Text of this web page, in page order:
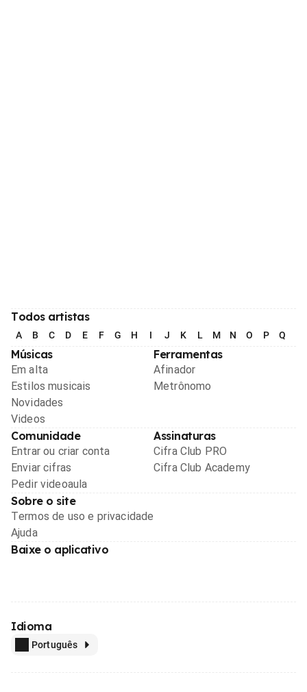
Todos artistas
A B C D E F G H I J K L M N O P Q
Músicas
Em alta
Estilos musicais
Novidades
Videos
Ferramentas
Afinador
Metrônomo
Comunidade
Entrar ou criar conta
Enviar cifras
Pedir videoaula
Assinaturas
Cifra Club PRO
Cifra Club Academy
Sobre o site
Termos de uso e privacidade
Ajuda
Baixe o aplicativo
Idioma
Português